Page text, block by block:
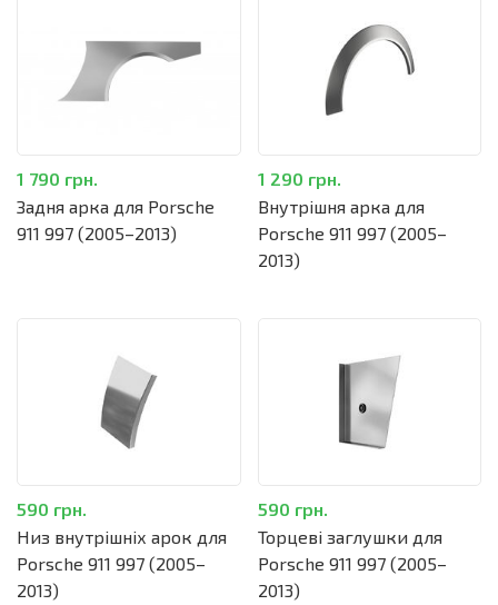
Задня арка для Porsche
911 997 (2005–2013)
1 790 грн.
Внутрішня арка для
Porsche 911 997 (2005–
2013)
1 290 грн.
Низ внутрішніх арок для
Porsche 911 997 (2005–
2013)
590 грн.
Торцеві заглушки для
Porsche 911 997 (2005–
2013)
590 грн.